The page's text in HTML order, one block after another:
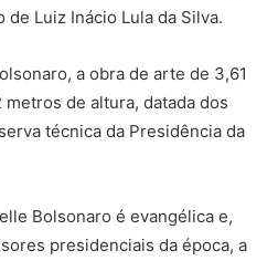
Luiz Inácio Lula da Silva.
a obra de arte de 3,61
metros de altura, datada dos
técnica da Presidência da
Bolsonaro é evangélica e,
presidenciais da época, a